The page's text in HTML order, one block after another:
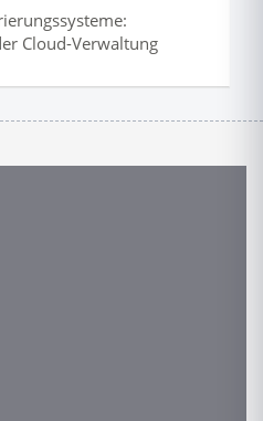
Cloud-Verwaltung